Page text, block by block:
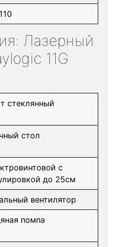
110
Лазерный
11G
стеклянный
стол
с
до 25см
вентилятор
помпа